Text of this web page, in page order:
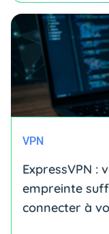
VPN
ExpressVPN :
empreinte
connecter à